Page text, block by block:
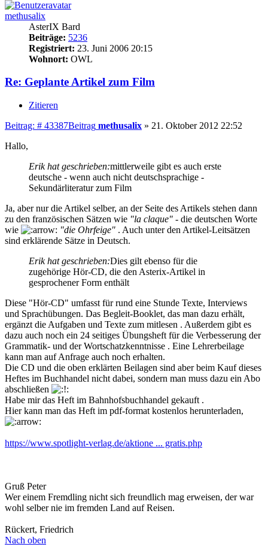
methusalix
AsterIX Bard
Beiträge: 5236
Registriert: 23. Juni 2006 20:15
Wohnort: OWL
Re: Geplante Artikel zum Film
Zitieren
Beitrag: # 43387Beitrag methusalix » 21. Oktober 2012 22:52
Hallo,
Erik hat geschrieben:mittlerweile gibt es auch erste
deutsche - wenn auch nicht deutschsprachige -
Sekundärliteratur zum Film
Ja, aber nur die Artikel selber, an der Seite des Artikels stehen dann
zu den französischen Sätzen wie "la claque" - die deutschen Worte
wie
"die Ohrfeige" . Auch unter den Artikel-Leitsätzen
sind erklärende Sätze in Deutsch.
Erik hat geschrieben:Dies gilt ebenso für die
zugehörige Hör-CD, die den Asterix-Artikel in
gesprochener Form enthält
Diese "Hör-CD" umfasst für rund eine Stunde Texte, Interviews
und Sprachübungen. Das Begleit-Booklet, das man dazu erhält,
ergänzt die Aufgaben und Texte zum mitlesen . Außerdem gibt es
dazu auch noch ein 24 seitiges Übungsheft für die Verbesserung der
Grammatik- und der Wortschatzkenntnisse . Eine Lehrerbeilage
kann man auf Anfrage auch noch erhalten.
Die CD und die oben erklärten Beilagen sind aber beim Kauf dieses
Heftes im Buchhandel nicht dabei, sondern man muss dazu ein Abo
abschließen
Habe mir das Heft im Bahnhofsbuchhandel gekauft .
Hier kann man das Heft im pdf-format kostenlos herunterladen,
https://www.spotlight-verlag.de/aktione ... gratis.php
Gruß Peter
Wer einem Fremdling nicht sich freundlich mag erweisen, der war
wohl selber nie im fremden Land auf Reisen.
Rückert, Friedrich
Nach oben